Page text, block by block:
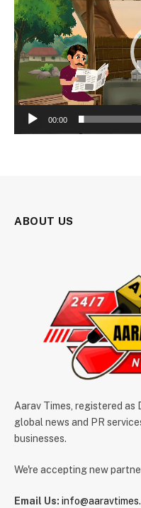
00:00
ABOUT US
Aarav Times, registered
global news and PR
businesses.
We're accepting new
Email Us: